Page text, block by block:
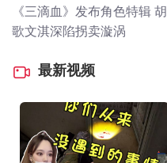
《三滴血》发布角色特辑 胡
歌文淇深陷拐卖漩涡
最新视频